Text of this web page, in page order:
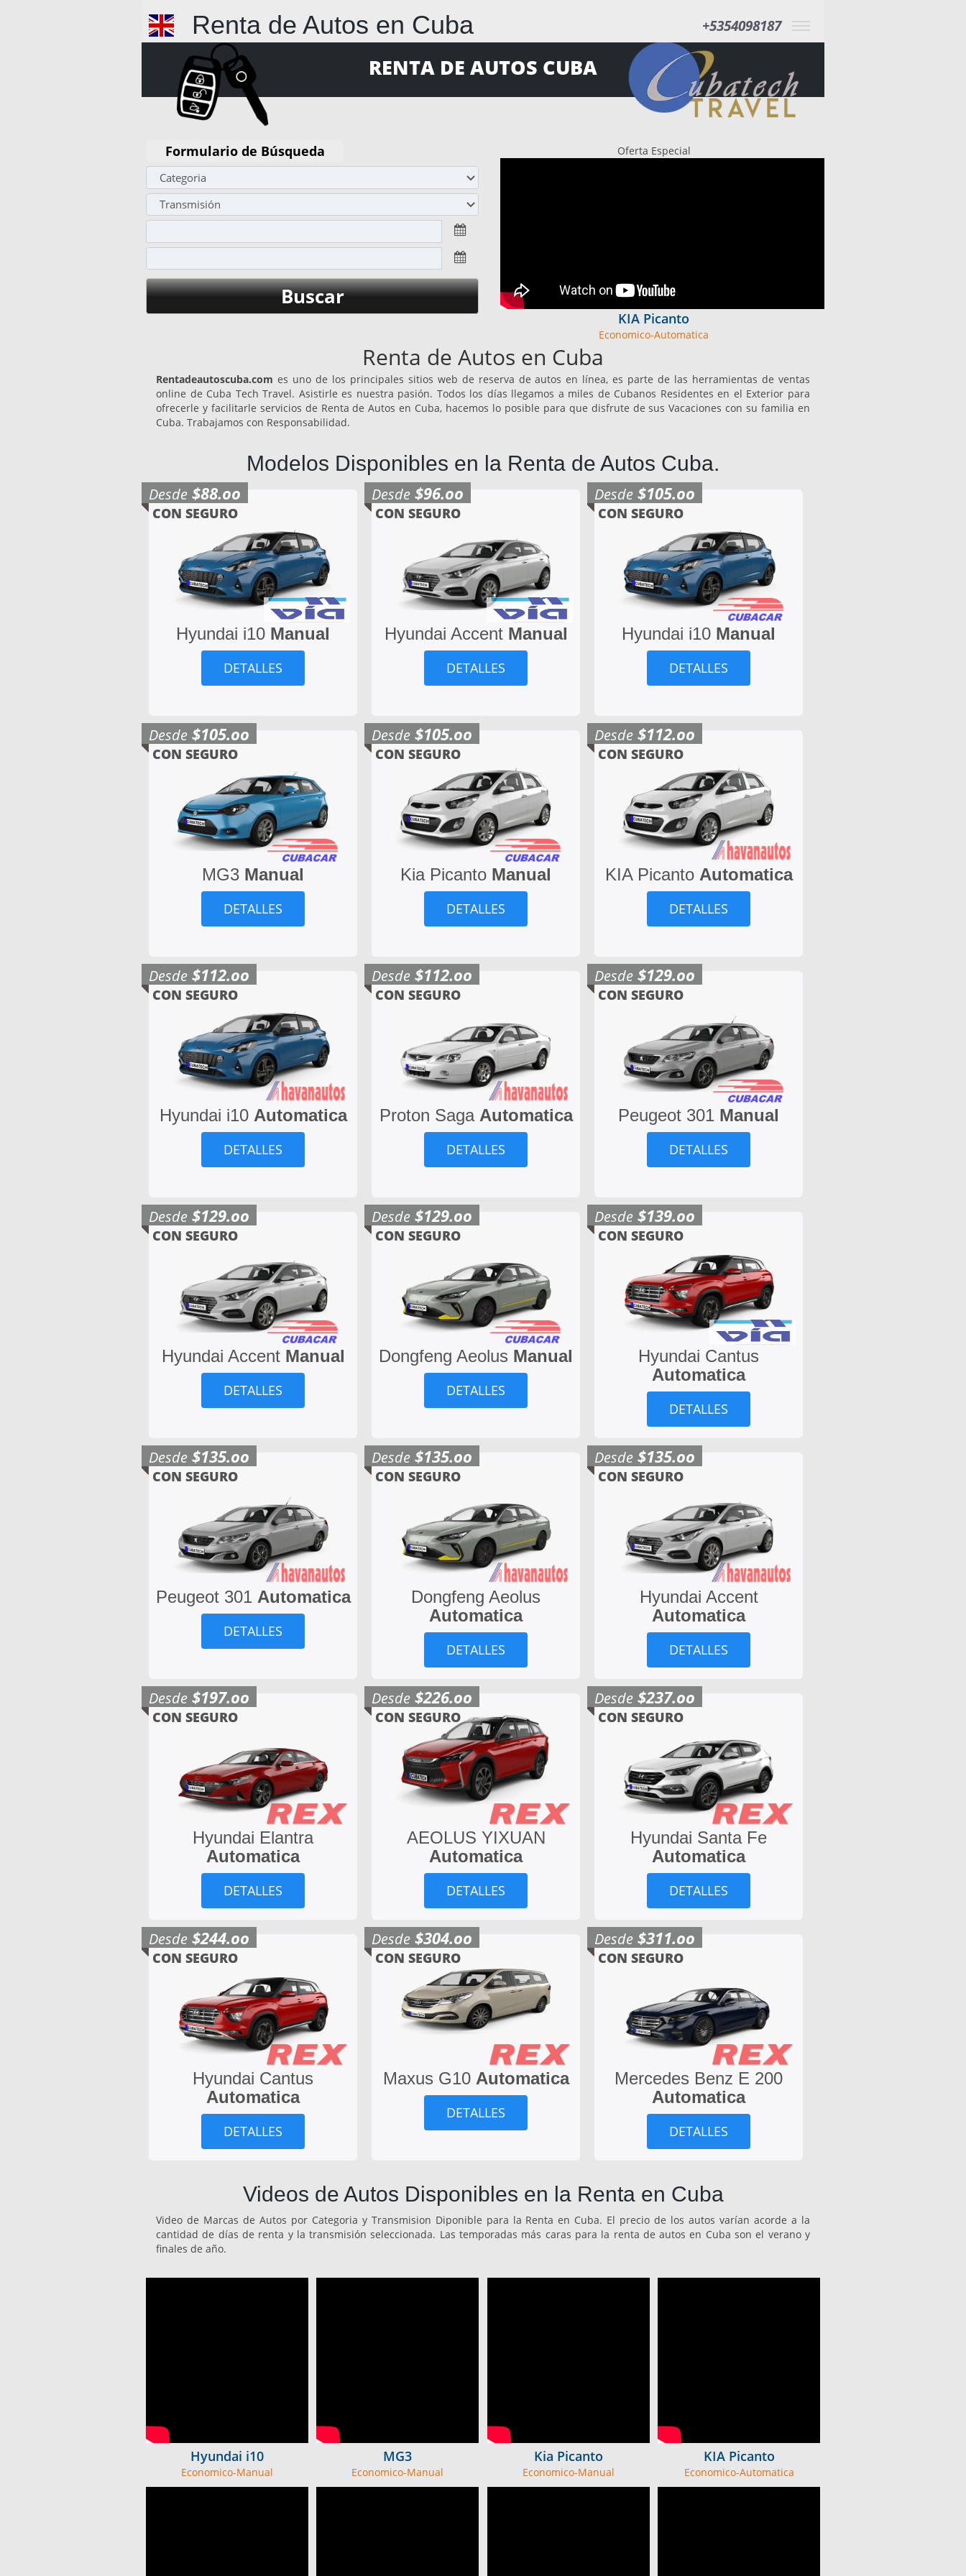
Renta de Autos en Cuba +5354098187
RENTA DE AUTOS CUBA
Formulario de Búsqueda
Oferta Especial
KIA Picanto
Economico-Automatica
Renta de Autos en Cuba
Rentadeautoscuba.com es uno de los principales sitios web de reserva de autos en línea, es parte de las herramientas de ventas
online de Cuba Tech Travel. Asistirle es nuestra pasión. Todos los días llegamos a miles de Cubanos Residentes en el Exterior para
ofrecerle y facilitarle servicios de Renta de Autos en Cuba, hacemos lo posible para que disfrute de sus Vacaciones con su familia en
Cuba. Trabajamos con Responsabilidad.
Modelos Disponibles en la Renta de Autos Cuba.
Desde $88.oo
CON SEGURO
Hyundai i10 Manual
DETALLES
Desde $96.oo
CON SEGURO
Hyundai Accent Manual
DETALLES
Desde $105.oo
CON SEGURO
Hyundai i10 Manual
DETALLES
Desde $105.oo
CON SEGURO
MG3 Manual
DETALLES
Desde $105.oo
CON SEGURO
Kia Picanto Manual
DETALLES
Desde $112.oo
CON SEGURO
KIA Picanto Automatica
DETALLES
Desde $112.oo
CON SEGURO
Hyundai i10 Automatica
DETALLES
Desde $112.oo
CON SEGURO
Proton Saga Automatica
DETALLES
Desde $129.oo
CON SEGURO
Peugeot 301 Manual
DETALLES
Desde $129.oo
CON SEGURO
Hyundai Accent Manual
DETALLES
Desde $129.oo
CON SEGURO
Dongfeng Aeolus Manual
DETALLES
Desde $139.oo
CON SEGURO
Hyundai Cantus
Automatica
DETALLES
Desde $135.oo
CON SEGURO
Peugeot 301 Automatica
DETALLES
Desde $135.oo
CON SEGURO
Dongfeng Aeolus
Automatica
DETALLES
Desde $135.oo
CON SEGURO
Hyundai Accent
Automatica
DETALLES
Desde $197.oo
CON SEGURO
Hyundai Elantra
Automatica
DETALLES
Desde $226.oo
CON SEGURO
AEOLUS YIXUAN
Automatica
DETALLES
Desde $237.oo
CON SEGURO
Hyundai Santa Fe
Automatica
DETALLES
Desde $244.oo
CON SEGURO
Hyundai Cantus
Automatica
DETALLES
Desde $304.oo
CON SEGURO
Maxus G10 Automatica
DETALLES
Desde $311.oo
CON SEGURO
Mercedes Benz E 200
Automatica
DETALLES
Videos de Autos Disponibles en la Renta en Cuba
Video de Marcas de Autos por Categoria y Transmision Diponible para la Renta en Cuba. El precio de los autos varían acorde a la
cantidad de días de renta y la transmisión seleccionada. Las temporadas más caras para la renta de autos en Cuba son el verano y
finales de año.
Hyundai i10
Economico-Manual
MG3
Economico-Manual
Kia Picanto
Economico-Manual
KIA Picanto
Economico-Automatica